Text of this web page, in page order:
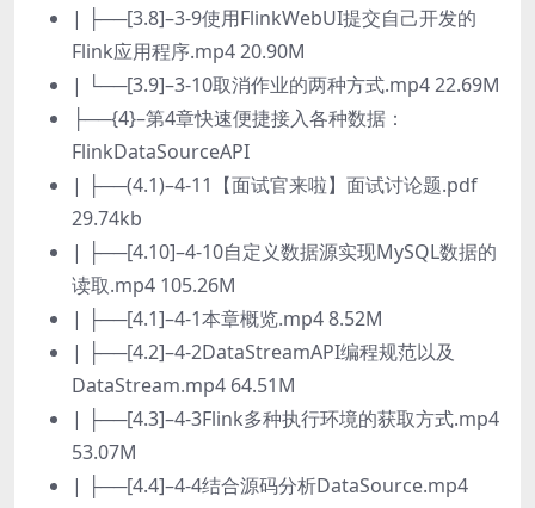
| ├──[3.8]–3-9使用FlinkWebUI提交自己开发的
Flink应用程序.mp4 20.90M
| └──[3.9]–3-10取消作业的两种方式.mp4 22.69M
├──{4}–第4章快速便捷接入各种数据：
FlinkDataSourceAPI
| ├──(4.1)–4-11【面试官来啦】面试讨论题.pdf
29.74kb
| ├──[4.10]–4-10自定义数据源实现MySQL数据的
读取.mp4 105.26M
| ├──[4.1]–4-1本章概览.mp4 8.52M
| ├──[4.2]–4-2DataStreamAPI编程规范以及
DataStream.mp4 64.51M
| ├──[4.3]–4-3Flink多种执行环境的获取方式.mp4
53.07M
| ├──[4.4]–4-4结合源码分析DataSource.mp4